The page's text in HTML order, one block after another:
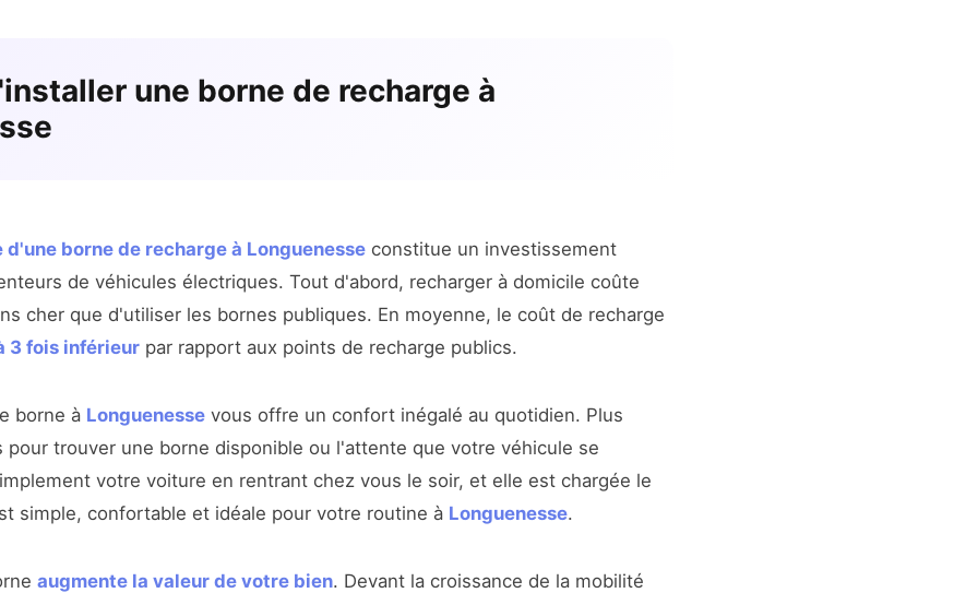
une borne de recharge à
borne de recharge à Longuenesse constitue un investissement
de véhicules électriques. Tout d'abord, recharger à domicile coûte
cher que d'utiliser les bornes publiques. En moyenne, le coût de recharge
3 fois inférieur par rapport aux points de recharge publics.
borne à Longuenesse vous offre un confort inégalé au quotidien. Plus
pour trouver une borne disponible ou l'attente que votre véhicule se
votre voiture en rentrant chez vous le soir, et elle est chargée le
simple, confortable et idéale pour votre routine à Longuenesse.
augmente la valeur de votre bien. Devant la croissance de la mobilité